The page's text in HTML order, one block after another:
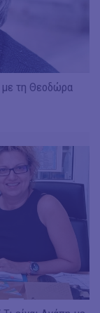
με τη Θεοδώρα